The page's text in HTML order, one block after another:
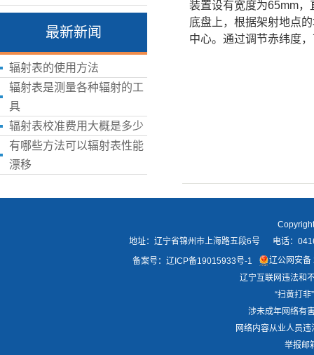
最新新闻
辐射表的使用方法
辐射表是测量各种辐射的工
具
辐射表校准费用大概是多少
有哪些方法可以辐射表性能
漂移
装置设有宽度为65mm
底盘上，根据架射地点
中心。通过调节赤纬度
地址：辽宁省锦州市上海路五段6号 电话：
备案号： 辽ICP备19015933号-1
辽公网安
辽宁互联网违法和
“扫黄打
涉未成年网络有
网络内容从业人员
举报邮